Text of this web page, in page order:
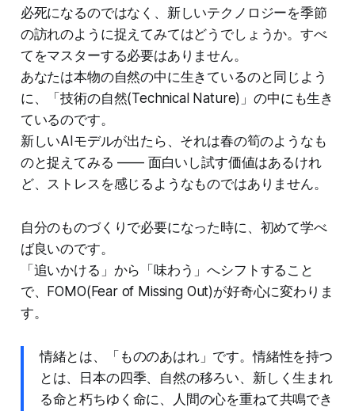
必死になるのではなく、新しいテクノロジーを季節
の訪れのように捉えてみてはどうでしょうか。すべ
てをマスターする必要はありません。
あなたは本物の自然の中に生きているのと同じよう
に、「技術の自然(Technical Nature)」の中にも生き
ているのです。
新しいAIモデルが出たら、それは春の筍のようなも
のと捉えてみる —— 面白いし試す価値はあるけれ
ど、ストレスを感じるようなものではありません。
自分のものづくりで必要になった時に、初めて学べ
ば良いのです。
「追いかける」から「味わう」へシフトすること
で、FOMO(Fear of Missing Out)が好奇心に変わりま
す。
情緒とは、「もののあはれ」です。情緒性を持つ
とは、日本の四季、自然の移ろい、新しく生まれ
る命と朽ちゆく命に、人間の心を重ねて共鳴でき